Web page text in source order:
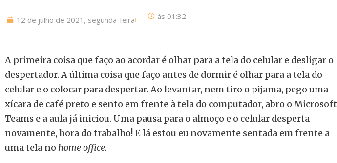
12 de julho de 2021, segunda-feira às 01:32
A primeira coisa que faço ao acordar é olhar para a tela do celular e desligar o
despertador. A última coisa que faço antes de dormir é olhar para a tela do
celular e o colocar para despertar. Ao levantar, nem tiro o pijama, pego uma
xícara de café preto e sento em frente à tela do computador, abro o Microsoft
Teams e a aula já iniciou. Uma pausa para o almoço e o celular desperta
novamente, hora do trabalho! E lá estou eu novamente sentada em frente a
uma tela no home office.